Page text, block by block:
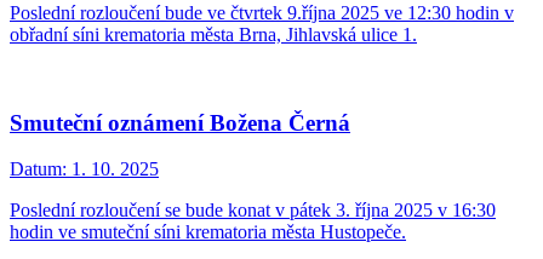
Poslední rozloučení bude ve čtvrtek 9.října 2025 ve 12:30 hodin v
obřadní síni krematoria města Brna, Jihlavská ulice 1.
Smuteční oznámení Božena Černá
Datum: 1. 10. 2025
Poslední rozloučení se bude konat v pátek 3. října 2025 v 16:30
hodin ve smuteční síni krematoria města Hustopeče.